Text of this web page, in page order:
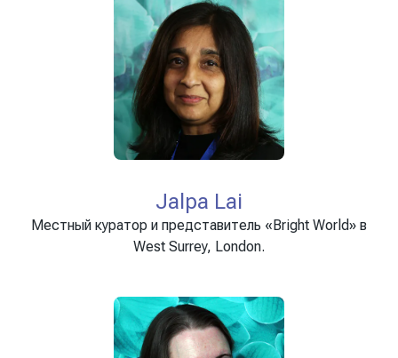
Jalpa Lai
Местный куратор и представитель «Bright World» в
West Surrey, London.